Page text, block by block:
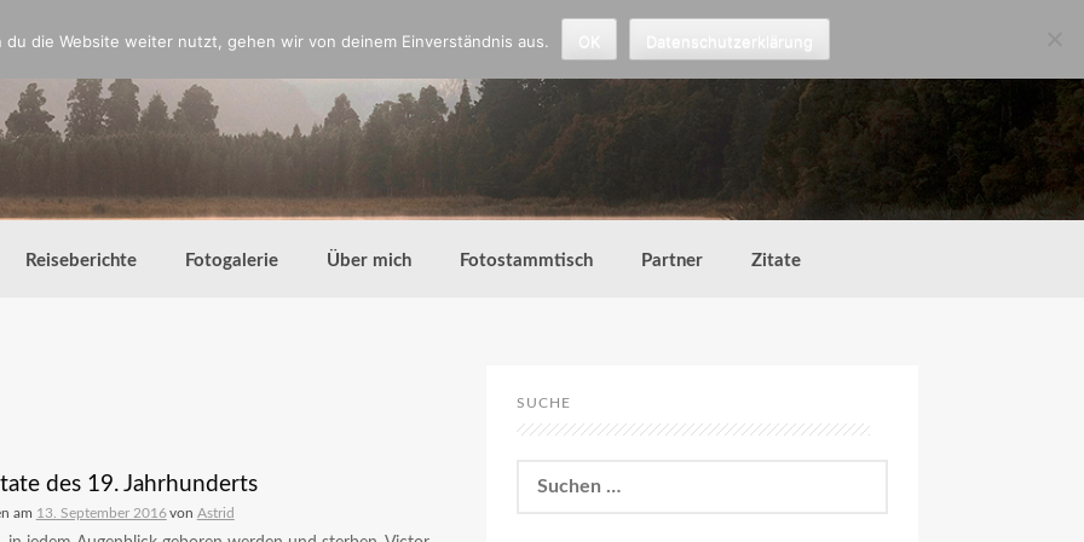
Reiseberichte Fotogalerie Über mich Fotostammtisch Partner Zitate
des 19. Jahrhunderts
am 13. September 2016von Astrid
SUCHE
nach:
du die Website weiter nutzt, gehen wir von deinem Einverständnis aus.